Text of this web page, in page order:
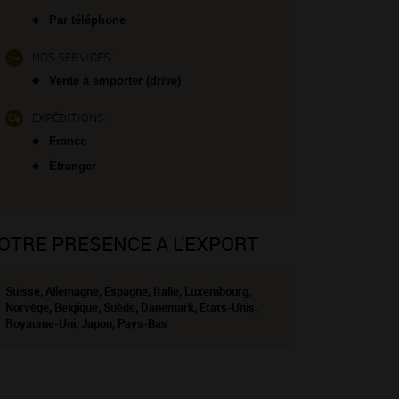
Par téléphone
NOS SERVICES :
Vente à emporter (drive)
EXPÉDITIONS :
France
Étranger
PRESENCE A L'EXPORT
Suisse, Allemagne, Espagne, Italie, Luxembourg,
Norvège, Belgique, Suède, Danemark, Etats-Unis,
Royaume-Uni, Japon, Pays-Bas